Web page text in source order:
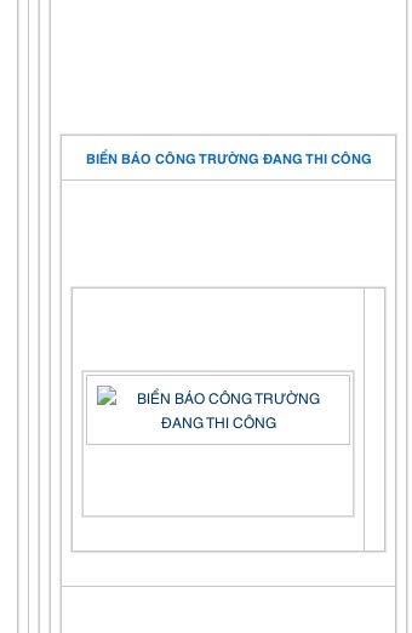
BIỂN BÁO CÔNG TRƯỜNG ĐANG THI CÔNG